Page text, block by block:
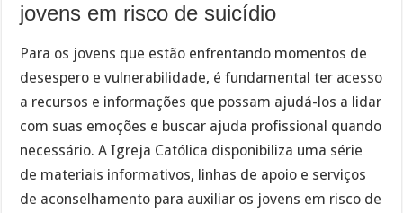
jovens em risco de suicídio
Para os jovens que estão enfrentando momentos de
desespero e vulnerabilidade, é fundamental ter acesso
a recursos e informações que possam ajudá-los a lidar
com suas emoções e buscar ajuda profissional quando
necessário. A Igreja Católica disponibiliza uma série
de materiais informativos, linhas de apoio e serviços
de aconselhamento para auxiliar os jovens em risco de